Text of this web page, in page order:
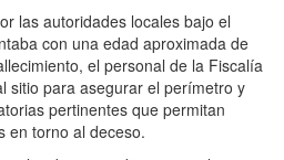
las autoridades locales bajo el
con una edad aproximada de
el personal de la Fiscalía
sitio para asegurar el perímetro y
pertinentes que permitan
en torno al deceso.